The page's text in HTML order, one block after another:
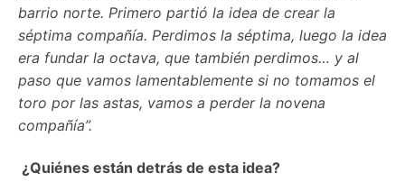
barrio norte. Primero partió la idea de crear la
séptima compañía. Perdimos la séptima, luego la idea
era fundar la octava, que también perdimos… y al
paso que vamos lamentablemente si no tomamos el
toro por las astas, vamos a perder la novena
compañía”.
¿Quiénes están detrás de esta idea?